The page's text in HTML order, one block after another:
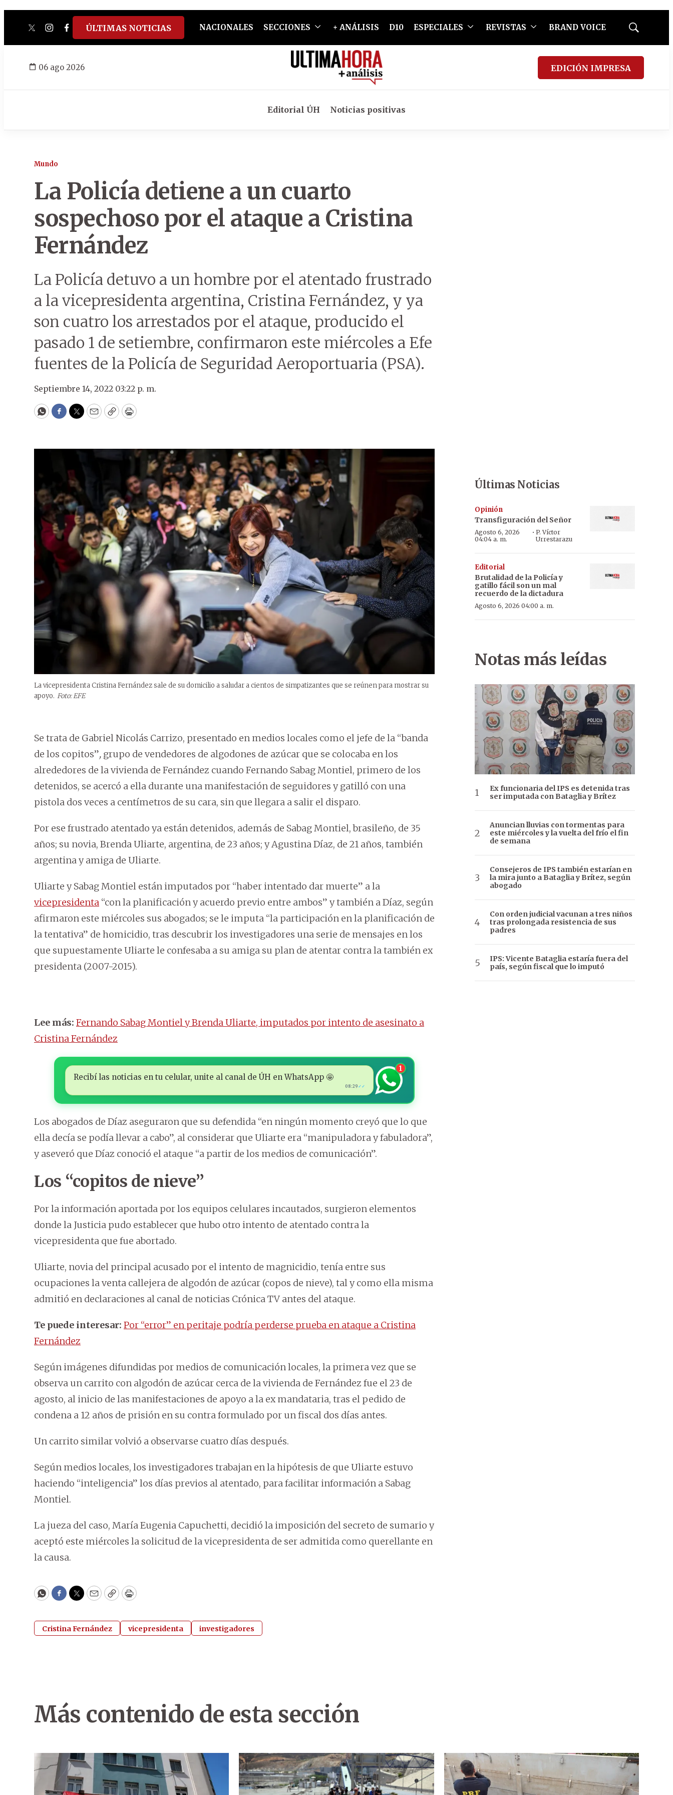
twitterinstagram
facebook
tiktokyoutube
spotify
ÚLTIMAS NOTICIAS NACIONALES SECCIONES + ANÁLISIS D10 ESPECIALES REVISTAS BRAND VOICE
Mostrar
06 ago 2026 EDICIÓN IMPRESA
Editorial ÚH Noticias positivas
Mundo
La Policía detiene a un cuarto
sospechoso por el ataque a Cristina
Fernández
La Policía detuvo a un hombre por el atentado frustrado
a la vicepresidenta argentina, Cristina Fernández, y ya
son cuatro los arrestados por el ataque, producido el
pasado 1 de setiembre, confirmaron este miércoles a Efe
fuentes de la Policía de Seguridad Aeroportuaria (PSA).
Septiembre 14, 2022 03:22 p. m.
WhatsApp
Facebook
Twitter
EmailCopyPrint
La vicepresidenta Cristina Fernández sale de su domicilio a saludar a cientos de simpatizantes que se reúnen para mostrar su
apoyo. Foto: EFE
Se trata de Gabriel Nicolás Carrizo, presentado en medios locales como el jefe de la “banda
de los copitos”, grupo de vendedores de algodones de azúcar que se colocaba en los
alrededores de la vivienda de Fernández cuando Fernando Sabag Montiel, primero de los
detenidos, se acercó a ella durante una manifestación de seguidores y gatilló con una
pistola dos veces a centímetros de su cara, sin que llegara a salir el disparo.
Por ese frustrado atentado ya están detenidos, además de Sabag Montiel, brasileño, de 35
años; su novia, Brenda Uliarte, argentina, de 23 años; y Agustina Díaz, de 21 años, también
argentina y amiga de Uliarte.
Uliarte y Sabag Montiel están imputados por “haber intentado dar muerte” a la
vicepresidenta “con la planificación y acuerdo previo entre ambos” y también a Díaz, según
afirmaron este miércoles sus abogados; se le imputa “la participación en la planificación de
la tentativa” de homicidio, tras descubrir los investigadores una serie de mensajes en los
que supuestamente Uliarte le confesaba a su amiga su plan de atentar contra la también ex
presidenta (2007-2015).
Lee más: Fernando Sabag Montiel y Brenda Uliarte, imputados por intento de asesinato a
Cristina Fernández
Recibí las noticias en tu celular, unite al canal de ÚH en WhatsApp 🤩
08:29 ✓✓
1
Los abogados de Díaz aseguraron que su defendida “en ningún momento creyó que lo que
ella decía se podía llevar a cabo”, al considerar que Uliarte era “manipuladora y fabuladora”,
y aseveró que Díaz conoció el ataque “a partir de los medios de comunicación”.
Los “copitos de nieve”
Por la información aportada por los equipos celulares incautados, surgieron elementos
donde la Justicia pudo establecer que hubo otro intento de atentado contra la
vicepresidenta que fue abortado.
Uliarte, novia del principal acusado por el intento de magnicidio, tenía entre sus
ocupaciones la venta callejera de algodón de azúcar (copos de nieve), tal y como ella misma
admitió en declaraciones al canal de noticias Crónica TV antes del ataque.
Te puede interesar: Por “error” en peritaje podría perderse prueba en ataque a Cristina
Fernández
Según imágenes difundidas por medios de comunicación locales, la primera vez que se
observa un carrito con algodón de azúcar cerca de la vivienda de Fernández fue el 23 de
agosto, al inicio de las manifestaciones de apoyo a la ex mandataria, tras el pedido de
condena a 12 años de prisión en su contra formulado por un fiscal dos días antes.
Un carrito similar volvió a observarse cuatro días después.
Según medios locales, los investigadores trabajan en la hipótesis de que Uliarte estuvo
haciendo “inteligencia” los días previos al atentado, para facilitar información a Sabag
Montiel.
La jueza del caso, María Eugenia Capuchetti, decidió la imposición del secreto de sumario y
aceptó este miércoles la solicitud de la vicepresidenta de ser admitida como querellante en
la causa.
WhatsApp
Facebook
Twitter
EmailCopyPrint
Cristina Fernández vicepresidenta investigadores
Últimas Noticias
Opinión
Transfiguración del Señor
Agosto 6, 2026
04:04 a. m.
· P. Víctor
Urrestarazu
Editorial
Brutalidad de la Policía y
gatillo fácil son un mal
recuerdo de la dictadura
Agosto 6, 2026 04:00 a. m.
Notas más leídas
Ex funcionaria del IPS es detenida tras
ser imputada con Bataglia y Brítez
Anuncian lluvias con tormentas para
este miércoles y la vuelta del frío el fin
de semana
Consejeros de IPS también estarían en
la mira junto a Bataglia y Brítez, según
abogado
Con orden judicial vacunan a tres niños
tras prolongada resistencia de sus
padres
IPS: Vicente Bataglia estaría fuera del
país, según fiscal que lo imputó
Más contenido de esta sección